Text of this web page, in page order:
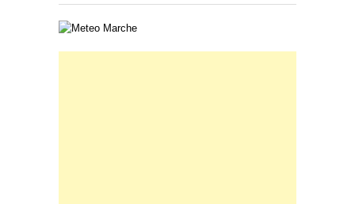
Carta meteorologica delle Marche